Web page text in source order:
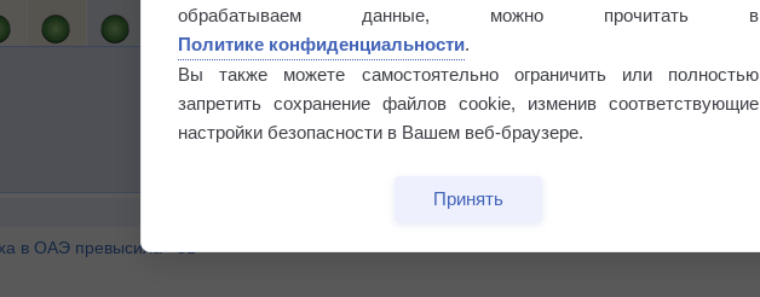
в ОАЭ превысила +51°
обрабатываем данные, можно прочитать в
Политике конфиденциальности.
Вы также можете самостоятельно ограничить или полностью
запретить сохранение файлов cookie, изменив соответствующие
настройки безопасности в Вашем веб-браузере.
Принять